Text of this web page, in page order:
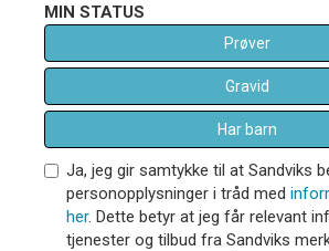
MIN STATUS
Prøver
Gravid
Har barn
Ja, jeg gir samtykke til at Sandviks
personopplysninger i tråd med
her. Dette betyr at jeg får relevant
tjenester og tilbud fra Sandviks